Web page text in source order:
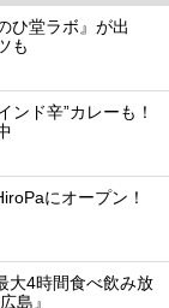
ひ堂ラボ』が出
も
ンド辛”カレーも！
にオープン！
大4時間食べ飲み放
島』